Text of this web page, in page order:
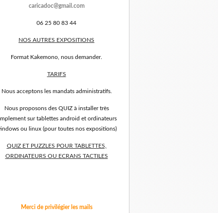
caricadoc@gmail.com
06 25 80 83 44
NOS AUTRES EXPOSITIONS
Format Kakemono, nous demander.
TARIFS
Nous acceptons les mandats administratifs.
Nous proposons des QUIZ à installer très
sur tablettes android et ordinateurs
ou linux (pour toutes nos expositions)
QUIZ ET PUZZLES POUR TABLETTES,
ORDINATEURS OU ECRANS TACTILES
Merci de privilégier les mails